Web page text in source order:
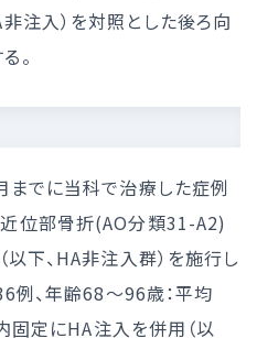
注入）を対照とした後ろ向
。
でに当科で治療した症例
近位部骨折(AO分類31-A2)
下、HA非注入群）を施行し
例、年齢68～96歳：平均
固定にHA注入を併用（以